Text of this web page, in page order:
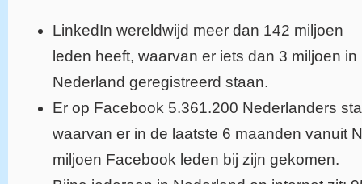
LinkedIn wereldwijd meer dan 142 miljoen
leden heeft, waarvan er iets dan 3 miljoen in
Nederland geregistreerd staan.
Er op Facebook 5.361.200 Nederlanders
waarvan er in de laatste 6 maanden vanuit
miljoen Facebook leden bij zijn gekomen.